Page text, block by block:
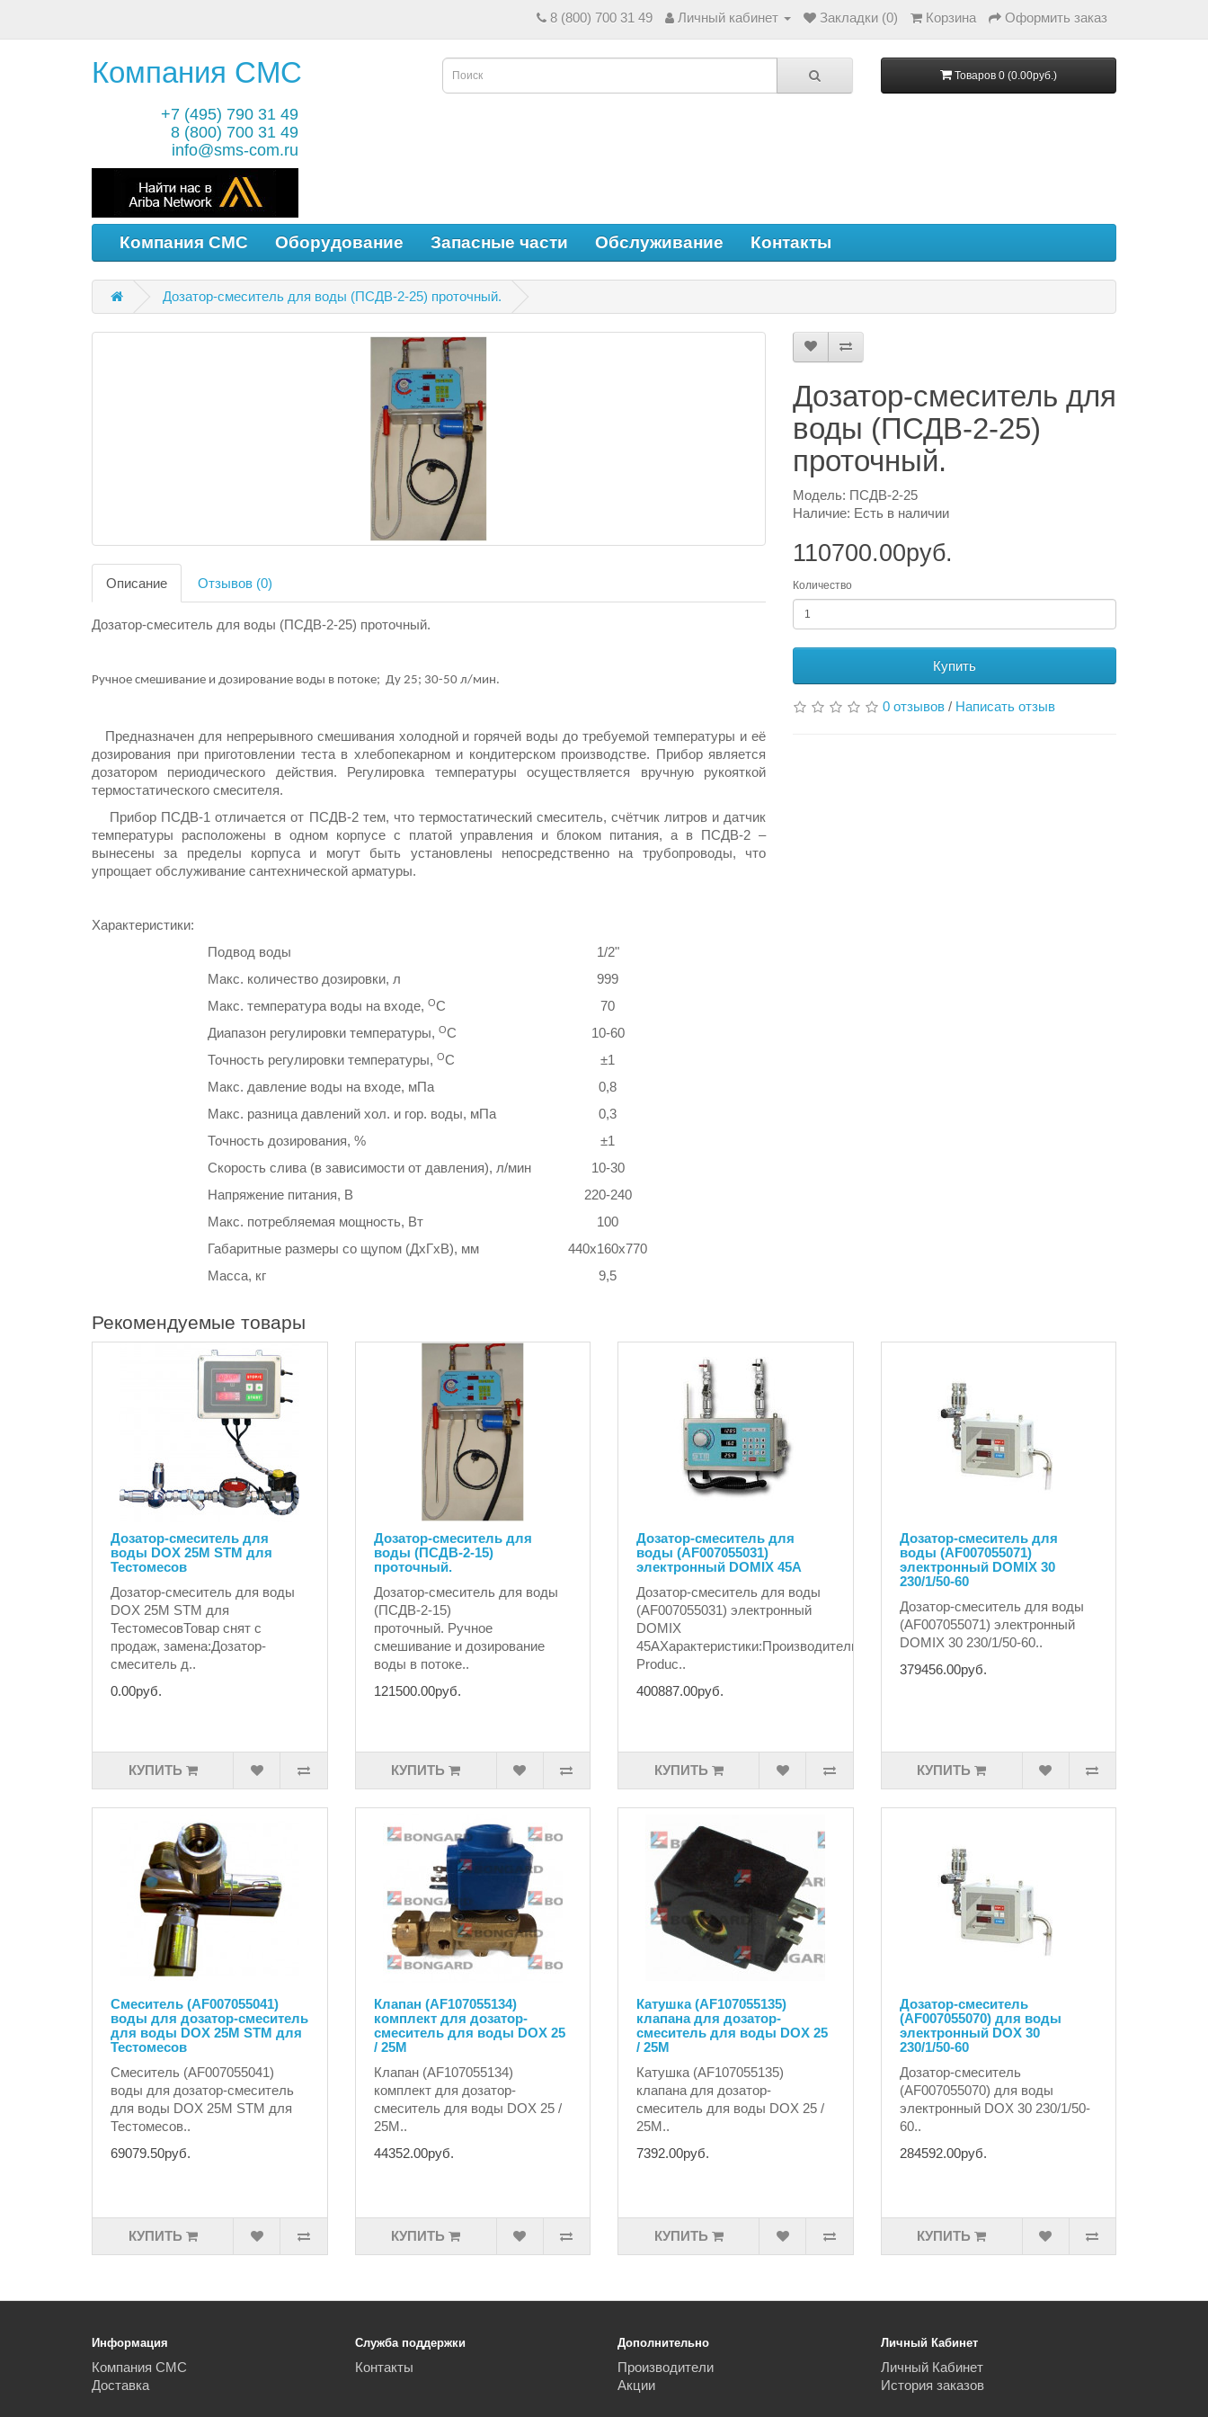
8 (800) 700 31 49 Личный кабинет Закладки (0) Корзина Оформить заказ
Компания СМС
+7 (495) 790 31 49
8 (800) 700 31 49
info@sms-com.ru
Товаров 0 (0.00руб.)
Компания СМС Оборудование Запасные части Обслуживание Контакты
Дозатор-смеситель для воды (ПСДВ-2-25) проточный.
Описание Отзывов (0)
Дозатор-смеситель для воды (ПСДВ-2-25) проточный.
Ручное смешивание и дозирование воды в потоке; Ду 25; 30-50 л/мин.
Предназначен для непрерывного смешивания холодной и горячей воды до требуемой температуры и её
дозирования при приготовлении теста в хлебопекарном и кондитерском производстве. Прибор является
дозатором периодического действия. Регулировка температуры осуществляется вручную рукояткой
термостатического смесителя.
Прибор ПСДВ-1 отличается от ПСДВ-2 тем, что термостатический смеситель, счётчик литров и датчик
температуры расположены в одном корпусе с платой управления и блоком питания, а в ПСДВ-2 –
вынесены за пределы корпуса и могут быть установлены непосредственно на трубопроводы, что
упрощает обслуживание сантехнической арматуры.
Характеристики:
Подвод воды
1/2"
Макс. количество дозировки, л
999
Макс. температура воды на входе, ОС
70
Диапазон регулировки температуры, ОС
10-60
Точность регулировки температуры, ОС
±1
Макс. давление воды на входе, мПа
0,8
Макс. разница давлений хол. и гор. воды, мПа
0,3
Точность дозирования, %
±1
Скорость слива (в зависимости от давления), л/мин
10-30
Напряжение питания, В
220-240
Макс. потребляемая мощность, Вт
100
Габаритные размеры со щупом (ДхГхВ), мм
440х160х770
Масса, кг
9,5
Дозатор-смеситель для
воды (ПСДВ-2-25)
проточный.
Модель: ПСДВ-2-25
Наличие: Есть в наличии
110700.00руб.
Количество
Купить
0 отзывов / Написать отзыв
Рекомендуемые товары
Дозатор-смеситель для
воды DOX 25M STM для
Тестомесов
Дозатор-смеситель для воды
DOX 25M STM для
ТестомесовТовар снят с
продаж, замена:Дозатор-
смеситель д..
0.00руб.
КУПИТЬ
Дозатор-смеситель для
воды (ПСДВ-2-15)
проточный.
Дозатор-смеситель для воды
(ПСДВ-2-15)
проточный. Ручное
смешивание и дозирование
воды в потоке..
121500.00руб.
КУПИТЬ
Дозатор-смеситель для
воды (AF007055031)
электронный DOMIX 45A
Дозатор-смеситель для воды
(AF007055031) электронный
DOMIX
45AХарактеристики:ПроизводительSTM
Produc..
400887.00руб.
КУПИТЬ
Дозатор-смеситель для
воды (AF007055071)
электронный DOMIX 30
230/1/50-60
Дозатор-смеситель для воды
(AF007055071) электронный
DOMIX 30 230/1/50-60..
379456.00руб.
КУПИТЬ
Смеситель (AF007055041)
воды для дозатор-смеситель
для воды DOX 25M STM для
Тестомесов
Смеситель (AF007055041)
воды для дозатор-смеситель
для воды DOX 25M STM для
Тестомесов..
69079.50руб.
КУПИТЬ
Клапан (AF107055134)
комплект для дозатор-
смеситель для воды DOX 25
/ 25M
Клапан (AF107055134)
комплект для дозатор-
смеситель для воды DOX 25 /
25M..
44352.00руб.
КУПИТЬ
Катушка (AF107055135)
клапана для дозатор-
смеситель для воды DOX 25
/ 25M
Катушка (AF107055135)
клапана для дозатор-
смеситель для воды DOX 25 /
25M..
7392.00руб.
КУПИТЬ
Дозатор-смеситель
(AF007055070) для воды
электронный DOX 30
230/1/50-60
Дозатор-смеситель
(AF007055070) для воды
электронный DOX 30 230/1/50-
60..
284592.00руб.
КУПИТЬ
Информация
Компания СМС
Доставка
Служба поддержки
Контакты
Дополнительно
Производители
Акции
Личный Кабинет
Личный Кабинет
История заказов